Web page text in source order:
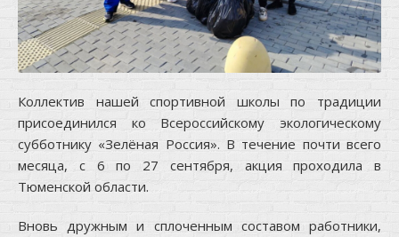
Коллектив нашей спортивной школы по традиции
присоединился ко Всероссийскому экологическому
субботнику «Зелёная Россия». В течение почти всего
месяца, с 6 по 27 сентября, акция проходила в
Тюменской области.
Вновь дружным и сплоченным составом работники,